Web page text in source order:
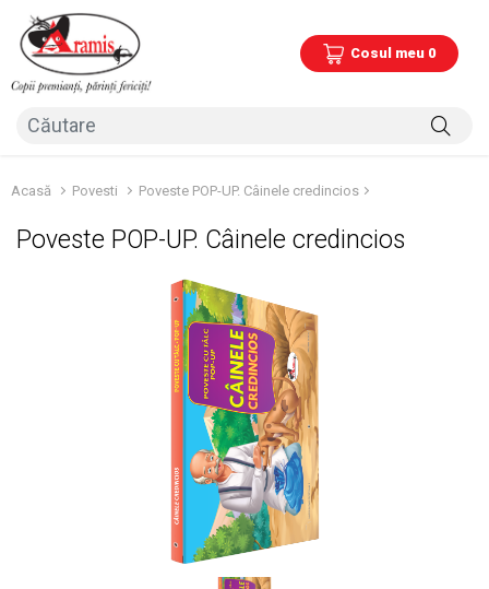
Cosul meu 0
Acasă Povesti Poveste POP-UP. Câinele credincios
Poveste POP-UP. Câinele credincios